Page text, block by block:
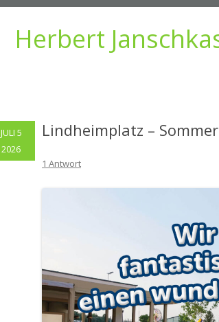
Herbert
Lindheimplatz –
1 Antwort
JULI 5
2026